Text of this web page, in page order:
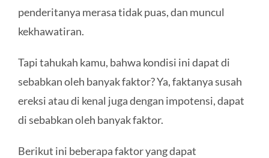
penderitanya merasa tidak puas, dan muncul
kekhawatiran.
Tapi tahukah kamu, bahwa kondisi ini dapat di
sebabkan oleh banyak faktor? Ya, faktanya susah
ereksi atau di kenal juga dengan impotensi, dapat
di sebabkan oleh banyak faktor.
Berikut ini beberapa faktor yang dapat